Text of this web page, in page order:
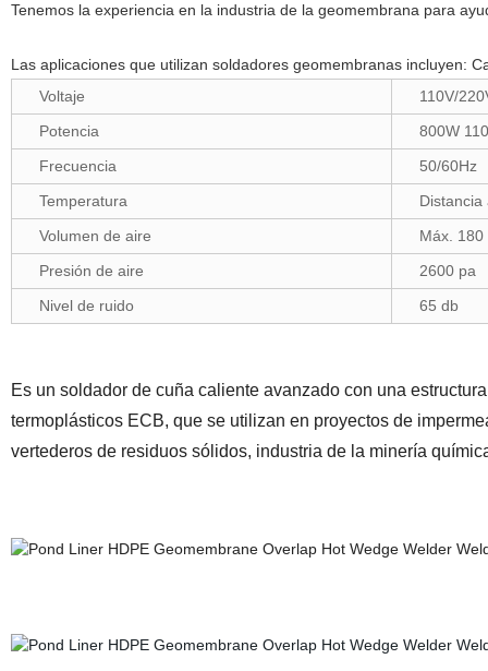
Tenemos la experiencia en la industria de la geomembrana para
Las aplicaciones que utilizan soldadores geomembranas incluyen:
Voltaje
110V/
Potencia
800W
Frecuencia
50/60Hz
Temperatura
Distancia
Volumen de aire
Máx. 180
Presión de aire
2600 pa
Nivel de ruido
65 db
Es un soldador de cuña caliente avanzado con una
termoplásticos ECB, que se utilizan en proyectos de
vertederos de residuos sólidos, industria de la minería